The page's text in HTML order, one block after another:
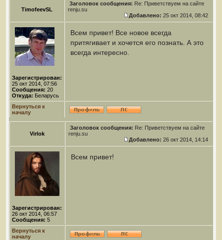
TimofeevSL
Заголовок сообщения: Re: Приветствуем на сайте
renju.su
Добавлено: 25 окт 2014, 08:42
Зарегистрирован:
25 окт 2014, 07:56
Сообщения: 20
Откуда: Беларусь
Всем привет! Все новое всегда
притягивает и хочется его познать. А это
всегда интересно.
Вернуться к
началу
Virlok
Заголовок сообщения: Re: Приветствуем на сайте
renju.su
Добавлено: 26 окт 2014, 14:14
Зарегистрирован:
26 окт 2014, 06:57
Сообщения: 5
Всем привет!
Вернуться к
началу